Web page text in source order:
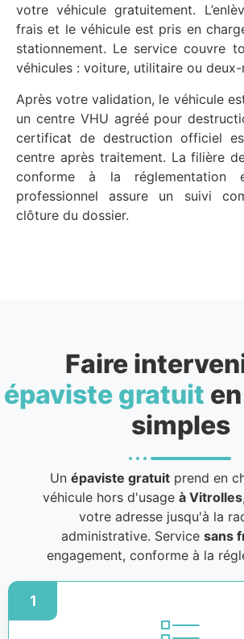
votre véhicule gratuitement.
frais et le véhicule est pris en
stationnement. Le service couvre
véhicules : voiture, utilitaire ou deux-
Après votre validation, le véhicule
un centre VHU agréé pour
certificat de destruction officiel
centre après traitement. La filière
conforme à la réglementation
professionnel assure un suivi
clôture du dossier.
Faire
épaviste gratuit
simples
Unépaviste gratuit prend en
véhicule hors d'usageà Vitrolles
votre adresse jusqu'à la
administrative. Service sans
engagement, conforme à la
1